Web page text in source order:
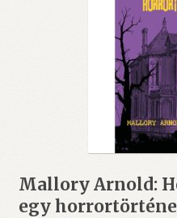
Mallory Arnold:
egy